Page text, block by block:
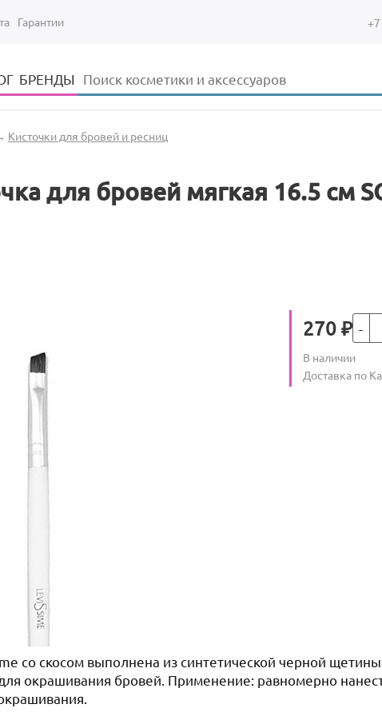
Гарантии
БРЕНДЫ Форма поиска
Поиск
Кисточки для бровей и ресниц
для бровей мягкая 16.5 см
Цена
270 ₽Кол-
Количество
В наличии
Условия
Доставка по
со скосом выполнена из синтетической черной
окрашивания бровей. Применение: равномерно